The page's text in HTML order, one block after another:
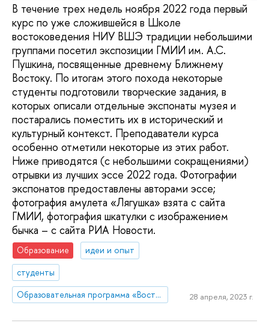
В течение трех недель ноября 2022 года первый
курс по уже сложившейся в Школе
востоковедения НИУ ВШЭ традиции небольшими
группами посетил экспозиции ГМИИ им. А.С.
Пушкина, посвященные древнему Ближнему
Востоку. По итогам этого похода некоторые
студенты подготовили творческие задания, в
которых описали отдельные экспонаты музея и
постарались поместить их в исторический и
культурный контекст. Преподаватели курса
особенно отметили некоторые из этих работ.
Ниже приводятся (с небольшими сокращениями)
отрывки из лучших эссе 2022 года. Фотографии
экспонатов предоставлены авторами эссе;
фотография амулета «Лягушка» взята с сайта
ГМИИ, фотография шкатулки с изображением
бычка – с сайта РИА Новости.
Образование
идеи и опыт
студенты
Образовательная программа «Востоковедение»
28 апреля, 2023 г.